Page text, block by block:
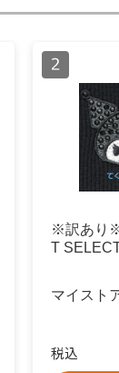
※訳あり
T
マイスト
税込